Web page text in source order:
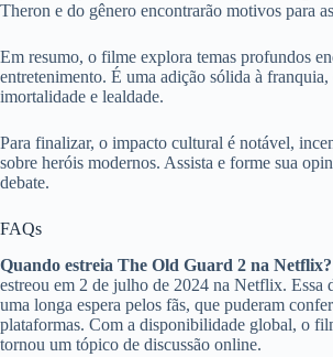
Theron e do gênero encontrarão motivos para
Em resumo, o filme explora temas profundos
entretenimento. É uma adição sólida à
imortalidade e lealdade.
Para finalizar, o impacto cultural é notável,
sobre heróis modernos. Assista e forme sua
debate.
FAQs
Quando estreia The Old Guard 2 na Netflix?
estreou em 2 de julho de 2024 na Netflix. Essa
uma longa espera pelos fãs, que puderam
plataformas. Com a disponibilidade global, o
tornou um tópico de discussão online.